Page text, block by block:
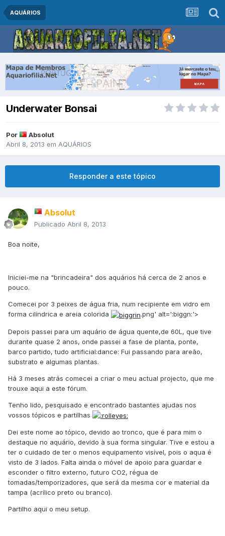
AQUÁRIOS
Underwater Bonsai
Por
Absolut
Abril 8, 2013 em AQUÁRIOS
Responder a este tópico
Absolut
Publicado Abril 8, 2013
Boa noite,
Iniciei-me na "brincadeira" dos aquários há cerca de 2 anos e
pouco.
Comecei por 3 peixes de água fria, num recipiente em vidro em
forma cilíndrica e areia colorida
.png' alt=':biggn:'>
Depois passei para um aquário de água quente,de 60L, que tive
durante quase 2 anos, onde passei a fase de planta, ponte,
barco partido, tudo artificial:dance: Fui passando para areão,
substrato e algumas plantas.
Há 3 meses atrás comecei a criar o meu actual projecto, que me
trouxe aqui a este fórum.
Tenho lido, pesquisado e encontrado bastantes ajudas nos
vossos tópicos e partilhas
Dei este nome ao tópico, devido ao tronco, que é para mim o
destaque no aquário, devido à sua forma singular. Tive e estou a
ter o cuidado de ter o menos equipamento visível, pois o aqua é
visto de 3 lados. Falta ainda o móvel de apoio para guardar e
esconder o filtro externo, futuro CO2, régua de
tomadas/temporizadores, que será da mesma cor e material da
tampa (acrílico preto ou branco).
Partilho aqui o meu setup.